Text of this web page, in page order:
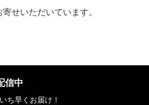
せいただいています。
信中
ち早くお届け！